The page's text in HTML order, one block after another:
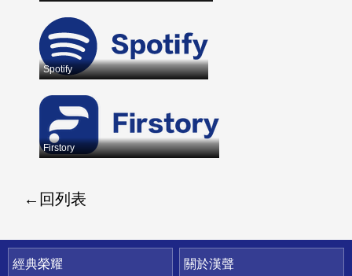
Spotify
Firstory
回列表
快速連結
經典榮耀
關於漢聲